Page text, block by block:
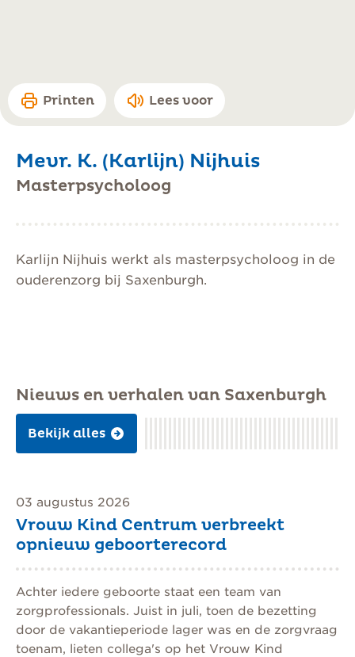
Printen Lees voor
Mevr. K. (Karlijn) Nijhuis
Masterpsycholoog
Karlijn Nijhuis werkt als masterpsycholoog in de
ouderenzorg bij Saxenburgh.
Nieuws en verhalen van Saxenburgh
Bekijk alles
03 augustus 2026
Vrouw Kind Centrum verbreekt
opnieuw geboorterecord
Achter iedere geboorte staat een team van
zorgprofessionals. Juist in juli, toen de bezetting
door de vakantieperiode lager was en de zorgvraag
toenam, lieten collega's op het Vrouw Kind